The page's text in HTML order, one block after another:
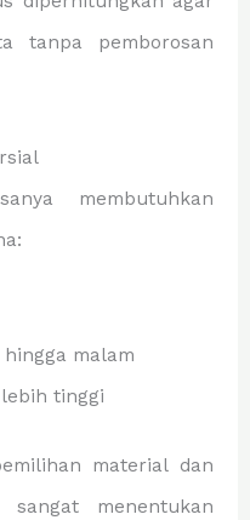
tanpa pemborosan
membutuhkan
malam
tinggi
material dan
sangat menentukan